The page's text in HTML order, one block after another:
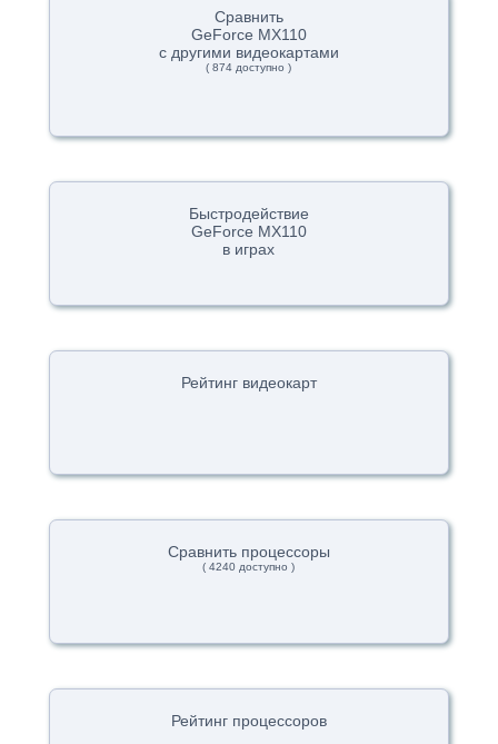
Сравнить
GeForce MX110
с другими видеокартами
( 874 доступно )
Быстродействие
GeForce MX110
в играх
Рейтинг видеокарт
Сравнить процессоры
( 4240 доступно )
Рейтинг процессоров